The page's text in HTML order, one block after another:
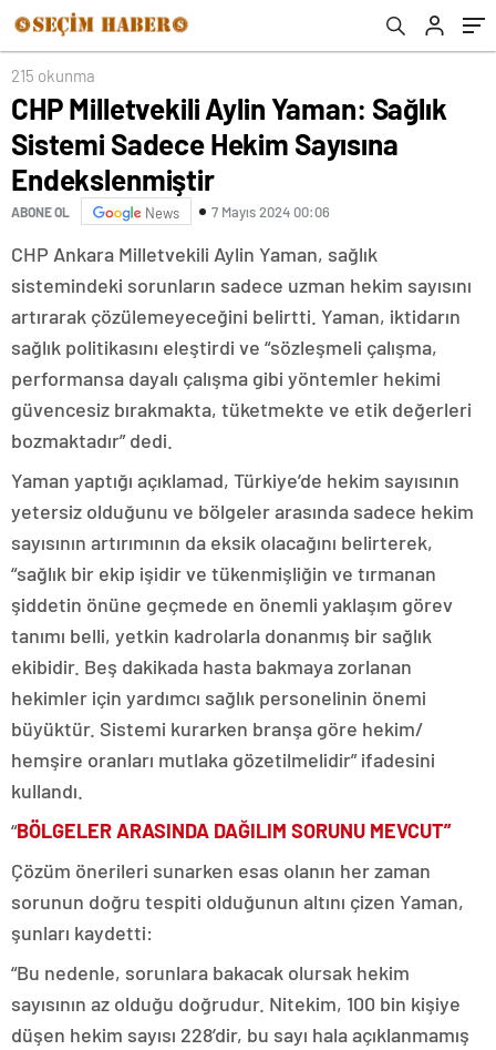
215 okunma
CHP Milletvekili Aylin Yaman: Sağlık
Sistemi Sadece Hekim Sayısına
Endekslenmiştir
ABONE OL News 7 Mayıs 2024 00:06
CHP Ankara Milletvekili Aylin Yaman, sağlık
sistemindeki sorunların sadece uzman hekim sayısını
artırarak çözülemeyeceğini belirtti. Yaman, iktidarın
sağlık politikasını eleştirdi ve “sözleşmeli çalışma,
performansa dayalı çalışma gibi yöntemler hekimi
güvencesiz bırakmakta, tüketmekte ve etik değerleri
bozmaktadır” dedi.
Yaman yaptığı açıklamad, Türkiye’de hekim sayısının
yetersiz olduğunu ve bölgeler arasında sadece hekim
sayısının artırımının da eksik olacağını belirterek,
“sağlık bir ekip işidir ve tükenmişliğin ve tırmanan
şiddetin önüne geçmede en önemli yaklaşım görev
tanımı belli, yetkin kadrolarla donanmış bir sağlık
ekibidir. Beş dakikada hasta bakmaya zorlanan
hekimler için yardımcı sağlık personelinin önemi
büyüktür. Sistemi kurarken branşa göre hekim/
hemşire oranları mutlaka gözetilmelidir” ifadesini
kullandı.
“BÖLGELER ARASINDA DAĞILIM SORUNU MEVCUT”
Çözüm önerileri sunarken esas olanın her zaman
sorunun doğru tespiti olduğunun altını çizen Yaman,
şunları kaydetti:
“Bu nedenle, sorunlara bakacak olursak hekim
sayısının az olduğu doğrudur. Nitekim, 100 bin kişiye
düşen hekim sayısı 228’dir, bu sayı hala açıklanmamış